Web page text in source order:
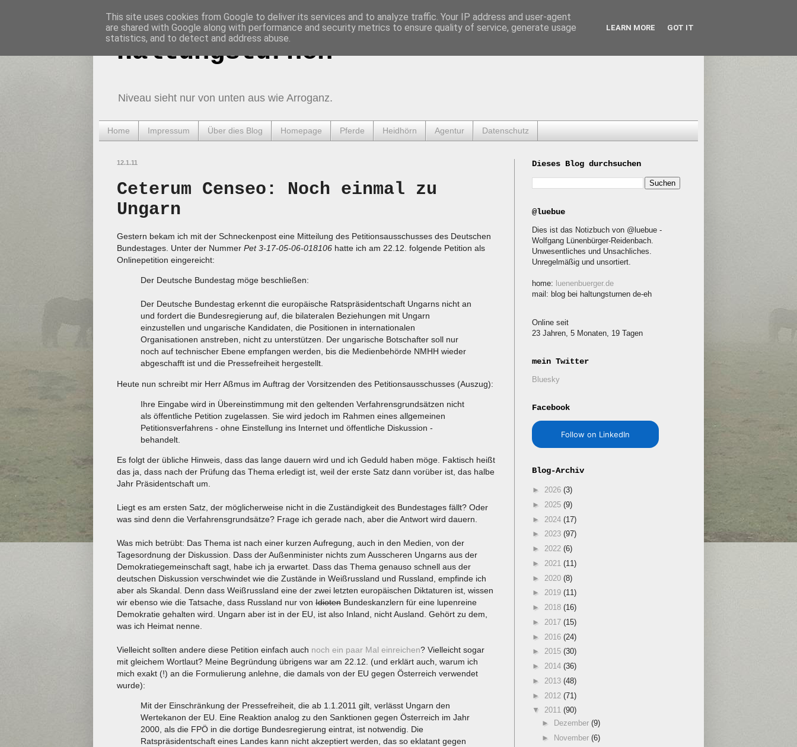
Haltungsturnen
Niveau sieht nur von unten aus wie Arroganz.
Home Impressum Über dies Blog Homepage Pferde Heidhörn Agentur Datenschutz
12.1.11
Ceterum Censeo: Noch einmal zu
Ungarn
Gestern bekam ich mit der Schneckenpost eine Mitteilung des Petitionsausschusses des Deutschen
Bundestages. Unter der Nummer Pet 3-17-05-06-018106 hatte ich am 22.12. folgende Petition als
Onlinepetition eingereicht:
Der Deutsche Bundestag möge beschließen:
Der Deutsche Bundestag erkennt die europäische Ratspräsidentschaft Ungarns nicht an
und fordert die Bundesregierung auf, die bilateralen Beziehungen mit Ungarn
einzustellen und ungarische Kandidaten, die Positionen in internationalen
Organisationen anstreben, nicht zu unterstützen. Der ungarische Botschafter soll nur
noch auf technischer Ebene empfangen werden, bis die Medienbehörde NMHH wieder
abgeschafft ist und die Pressefreiheit hergestellt.
Heute nun schreibt mir Herr Aßmus im Auftrag der Vorsitzenden des Petitionsausschusses (Auszug):
Ihre Eingabe wird in Übereinstimmung mit den geltenden Verfahrensgrundsätzen nicht
als öffentliche Petition zugelassen. Sie wird jedoch im Rahmen eines allgemeinen
Petitionsverfahrens - ohne Einstellung ins Internet und öffentliche Diskussion -
behandelt.
Es folgt der übliche Hinweis, dass das lange dauern wird und ich Geduld haben möge. Faktisch heißt
das ja, dass nach der Prüfung das Thema erledigt ist, weil der erste Satz dann vorüber ist, das halbe
Jahr Präsidentschaft um.
Liegt es am ersten Satz, der möglicherweise nicht in die Zuständigkeit des Bundestages fällt? Oder
was sind denn die Verfahrensgrundsätze? Frage ich gerade nach, aber die Antwort wird dauern.
Was mich betrübt: Das Thema ist nach einer kurzen Aufregung, auch in den Medien, von der
Tagesordnung der Diskussion. Dass der Außenminister nichts zum Ausscheren Ungarns aus der
Demokratiegemeinschaft sagt, habe ich ja erwartet. Dass das Thema genauso schnell aus der
deutschen Diskussion verschwindet wie die Zustände in Weißrussland und Russland, empfinde ich
aber als Skandal. Denn dass Weißrussland eine der zwei letzten europäischen Diktaturen ist, wissen
wir ebenso wie die Tatsache, dass Russland nur von Idioten Bundeskanzlern für eine lupenreine
Demokratie gehalten wird. Ungarn aber ist in der EU, ist also Inland, nicht Ausland. Gehört zu dem,
was ich Heimat nenne.
Vielleicht sollten andere diese Petition einfach auch noch ein paar Mal einreichen? Vielleicht sogar
mit gleichem Wortlaut? Meine Begründung übrigens war am 22.12. (und erklärt auch, warum ich
mich exakt (!) an die Formulierung anlehne, die damals von der EU gegen Österreich verwendet
wurde):
Mit der Einschränkung der Pressefreiheit, die ab 1.1.2011 gilt, verlässt Ungarn den
Wertekanon der EU. Eine Reaktion analog zu den Sanktionen gegen Österreich im Jahr
2000, als die FPÖ in die dortige Bundesregierung eintrat, ist notwendig. Die
Ratspräsidentschaft eines Landes kann nicht akzeptiert werden, das so eklatant gegen
Dieses Blog durchsuchen
@luebue
Dies ist das Notizbuch von @luebue -
Wolfgang Lünenbürger-Reidenbach.
Unwesentliches und Unsachliches.
Unregelmäßig und unsortiert.
home: luenenbuerger.de
mail: blog bei haltungsturnen de-eh
Online seit
23 Jahren, 5 Monaten, 19 Tagen
mein Twitter
Bluesky
Facebook
Follow on LinkedIn
Blog-Archiv
► 2026 (3)
► 2025 (9)
► 2024 (17)
► 2023 (97)
► 2022 (6)
► 2021 (11)
► 2020 (8)
► 2019 (11)
► 2018 (16)
► 2017 (15)
► 2016 (24)
► 2015 (30)
► 2014 (36)
► 2013 (48)
► 2012 (71)
▼ 2011 (90)
►
Dezember (9)
► November (6)
This site uses cookies from Google to deliver its services and to analyze traffic. Your IP address and user-agent
are shared with Google along with performance and security metrics to ensure quality of service, generate usage
statistics, and to detect and address abuse.
LEARN MORE GOT IT